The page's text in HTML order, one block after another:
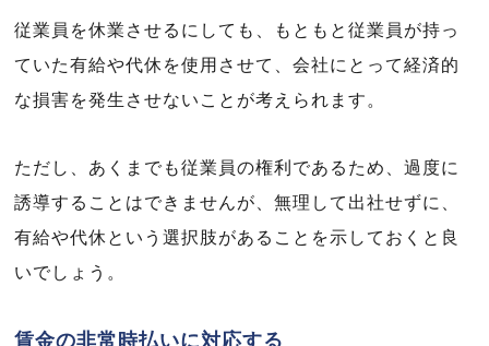
従業員を休業させるにしても、もともと従業員が持っ
ていた有給や代休を使用させて、会社にとって経済的
な損害を発生させないことが考えられます。
ただし、あくまでも従業員の権利であるため、過度に
誘導することはできませんが、無理して出社せずに、
有給や代休という選択肢があることを示しておくと良
いでしょう。
賃金の非常時払いに対応する